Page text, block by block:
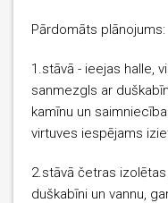
Pārdomāts plānojums:
1.stāvā - ieejas halle,
sanmezgls ar
kamīnu un
virtuves iespējams
2.stāvā četras
duškabīni un vannu,